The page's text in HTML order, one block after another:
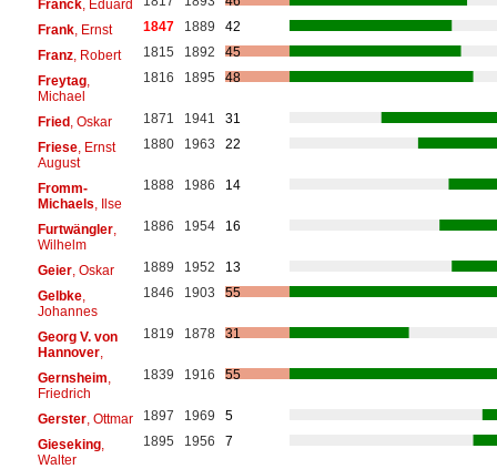
Franck, Eduard
Frank, Ernst 1847 1889
42
Franz, Robert 1815 1892
45
Freytag,
Michael
1816 1895 48
Fried, Oskar 1871 1941
31
Friese, Ernst
August
1880 1963 22
Fromm-
Michaels , Ilse
1888 1986 14
Furtwängler,
Wilhelm
1886 1954 16
Geier, Oskar 1889 1952
13
Gelbke,
Johannes
1846 1903 55
Georg V. von
Hannover,
1819 1878 31
Gernsheim
Friedrich
1839 1916 55
Gerster, Ottmar 1897 1969
5
Gieseking,
Walter
1895 1956 7